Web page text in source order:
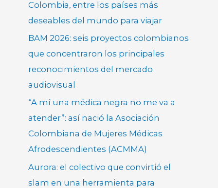
Colombia, entre los países más
deseables del mundo para viajar
BAM 2026: seis proyectos colombianos
que concentraron los principales
reconocimientos del mercado
audiovisual
“A mí una médica negra no me va a
atender”: así nació la Asociación
Colombiana de Mujeres Médicas
Afrodescendientes (ACMMA)
Aurora: el colectivo que convirtió el
slam en una herramienta para